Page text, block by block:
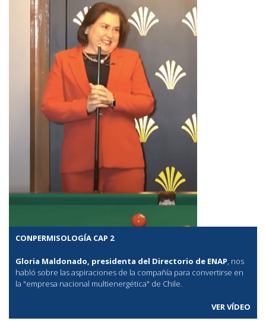
CONPERMISOLOGÍA CAP 2
Gloria Maldonado, presidenta del Directorio de ENAP, nos
habló sobre las aspiraciones de la compañía para convertirse en
la "empresa nacional multienergética" de Chile.
VER VÍDEO